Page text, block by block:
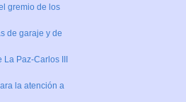
gremio de los
de garaje y de
Paz-Carlos III
la atención a